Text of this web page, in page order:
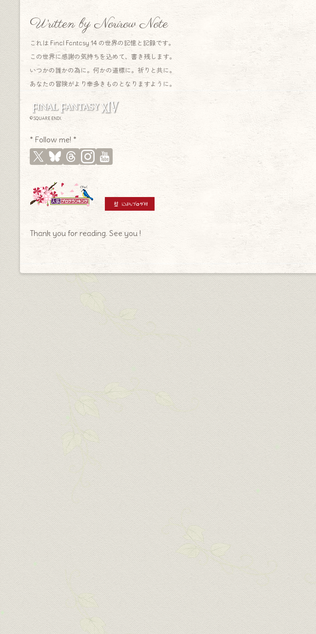
Written by Norirow Note
これは Final Fantasy 14 の世界の記憶と記録です。
この世界に感謝の気持ちを込めて、書き残します。
いつかの誰かの為に。何かの道標に。祈りと共に。
あなたの冒険がより幸多きものとなりますように。
© SQUARE ENIX
* Follow me! *
Thank you for reading. See you !